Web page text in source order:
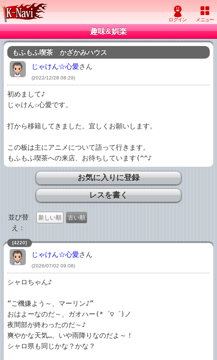
趣味&娯楽
もふもふ喫茶　かざかみハウス
じゃけん☆心愛さん
(2022/12/28 08:29)
初めまして♪
じゃけん☆心愛です。
打から移籍してきました。宜しくお願いします。
この板は主にアニメについて語って行きます。
もふもふ喫茶への来店、お待ちしています(^^♪
お気に入りに登録
レスを書く
並び替
え：
新しい順 古い順
[4220]
じゃけん☆心愛さん
(2026/07/02 09:08)
シャロちゃん♪
“ご機嫌よう～、マーリン♪”
おはよーなのだ～、ガオハー(*゜▽゜)ノ
夜間部が終わったのだ～♪
爽やかな天気…、いや雨降りなのだよ～！
シャロ県も同じかな？かな？